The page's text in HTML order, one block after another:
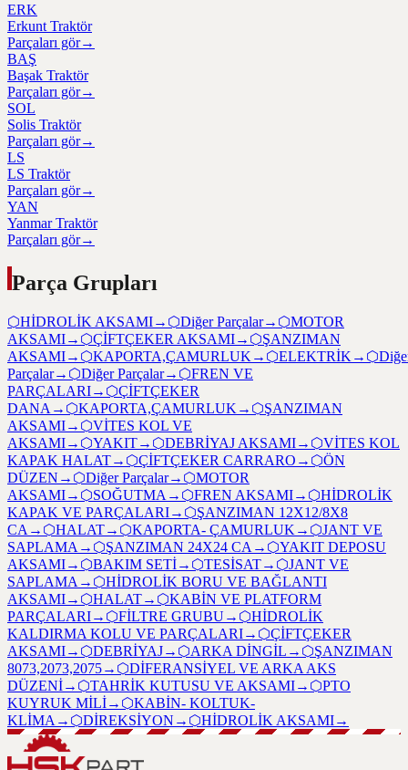
ERK
Erkunt Traktör
Parçaları gör→
BAŞ
Başak Traktör
Parçaları gör→
SOL
Solis Traktör
Parçaları gör→
LS
LS Traktör
Parçaları gör→
YAN
Yanmar Traktör
Parçaları gör→
Parça Grupları
⬡HİDROLİK AKSAMI→ ⬡Diğer Parçalar→ ⬡MOTOR
AKSAMI→ ⬡ÇİFTÇEKER AKSAMI→ ⬡ŞANZIMAN
AKSAMI→ ⬡KAPORTA,ÇAMURLUK→ ⬡ELEKTRİK→ ⬡
Parçalar→ ⬡Diğer Parçalar→ ⬡FREN VE
PARÇALARI→ ⬡ÇİFTÇEKER
DANA→ ⬡KAPORTA,ÇAMURLUK→ ⬡ŞANZIMAN
AKSAMI→ ⬡VİTES KOL VE
AKSAMI→ ⬡YAKIT→ ⬡DEBRİYAJ AKSAMI→ ⬡VİTES KOL
KAPAK HALAT→ ⬡ÇİFTÇEKER CARRARO → ⬡ÖN
DÜZEN → ⬡Diğer Parçalar→ ⬡MOTOR
AKSAMI→ ⬡SOĞUTMA→ ⬡FREN AKSAMI→ ⬡HİDROLİK
KAPAK VE PARÇALARI→ ⬡ŞANZIMAN 12X12/8X8
CA→ ⬡HALAT→ ⬡KAPORTA- ÇAMURLUK→ ⬡JANT VE
SAPLAMA→ ⬡ŞANZIMAN 24X24 CA→ ⬡YAKIT DEPOSU
AKSAMI→ ⬡BAKIM SETİ→ ⬡TESİSAT→ ⬡JANT VE
SAPLAMA→ ⬡HİDROLİK BORU VE BAĞLANTI
AKSAMI→ ⬡HALAT→ ⬡KABİN VE PLATFORM
PARÇALARI→ ⬡FİLTRE GRUBU → ⬡HİDROLİK
KALDIRMA KOLU VE PARÇALARI→ ⬡ÇİFTÇEKER
AKSAMI→ ⬡DEBRİYAJ→ ⬡ARKA DİNGİL → ⬡ŞANZIMAN
8073,2073,2075→ ⬡DİFERANSİYEL VE ARKA AKS
DÜZENİ→ ⬡TAHRİK KUTUSU VE AKSAMI→ ⬡PTO
KUYRUK MİLİ→ ⬡KABİN- KOLTUK-
KLİMA→ ⬡DİREKSİYON → ⬡HİDROLİK AKSAMI→